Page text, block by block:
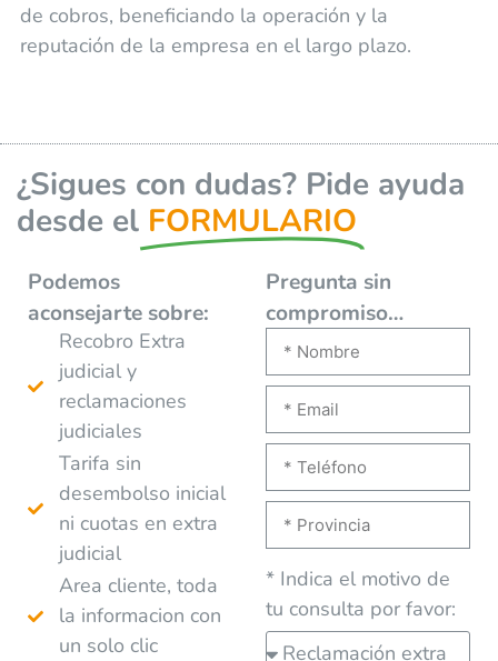
de cobros, beneficiando la operación y la
reputación de la empresa en el largo plazo.
¿Sigues con dudas? Pide ayuda
desde el FORMULARIO
Podemos
aconsejarte sobre:
Recobro Extra
judicial y
reclamaciones
judiciales
Tarifa sin
desembolso inicial
ni cuotas en extra
judicial
Area cliente, toda
la informacion con
un solo clic
Pregunta sin
compromiso…
* Indica el motivo de
tu consulta por favor: